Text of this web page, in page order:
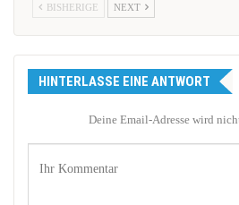
BISHERIGE NEXT
HINTERLASSE EINE ANTWORT
Deine Email-Adresse wird